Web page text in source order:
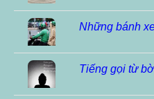
Những bánh
Tiếng gọi từ